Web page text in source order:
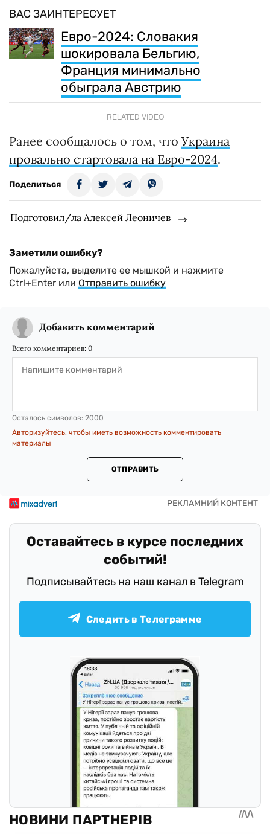
ВАС ЗАИНТЕРЕСУЕТ
Евро-2024: Словакия
шокировала Бельгию,
Франция минимально
обыграла Австрию
RELATED VIDEO
Ранее сообщалось о том, что Украина
провально стартовала на Евро-2024.
Поделиться
Подготовил/ла Алексей Леоничев
Заметили ошибку?
Пожалуйста, выделите ее мышкой и нажмите
Ctrl+Enter или Отправить ошибку
Добавить комментарий
Всего комментариев: 0
Осталось символов: 2000
Авторизуйтесь, чтобы иметь возможность комментировать
материалы
ОТПРАВИТЬ
Оставайтесь в курсе последних
событий!
Подписывайтесь на наш канал в Telegram
Следить в Телеграмме